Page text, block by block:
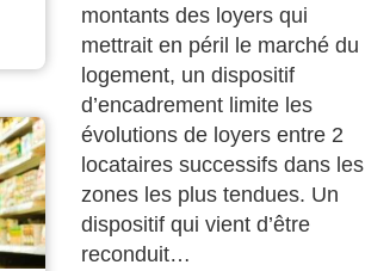
montants des loyers qui
mettrait en péril le marché du
logement, un dispositif
d’encadrement limite les
évolutions de loyers entre 2
locataires successifs dans les
zones les plus tendues. Un
dispositif qui vient d’être
reconduit…